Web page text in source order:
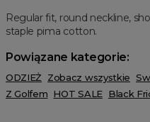
Regular fit, round neckline,
staple pima cotton.
Powiązane kategorie:
ODZIEŻ Zobacz wszystkie
Z Golfem HOT SALE Black